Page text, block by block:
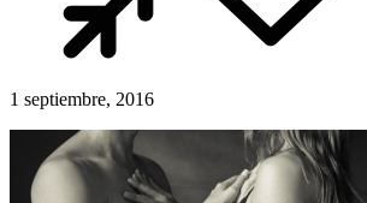
1 septiembre, 2016